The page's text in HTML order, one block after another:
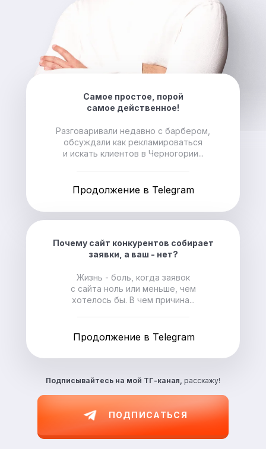
Подписывайтесь на мой ТГ-канал, расскажу!
ПОДПИСАТЬСЯ
Самое простое, порой
самое действенное!
Разговаривали недавно с барбером,
обсуждали как рекламироваться
и искать клиентов в Черногории...
Продолжение в Telegram
Почему сайт конкурентов собирает
заявки, а ваш - нет?
Жизнь - боль, когда заявок
с сайта ноль или меньше, чем
хотелось бы. В чем причина...
Продолжение в Telegram